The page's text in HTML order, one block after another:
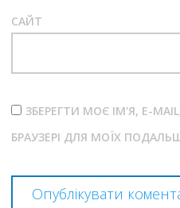
САЙТ
ЗБЕРЕГТИ МОЄ ІМ'Я, E-
БРАУЗЕРІ ДЛЯ МОЇХ